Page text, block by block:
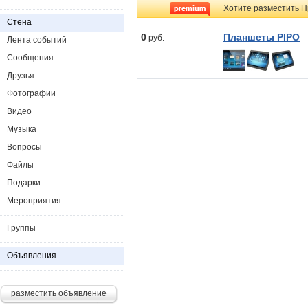
Хотите разместить
0 руб. Планшеты PIPO
Стена
Лента событий
Сообщения
Друзья
Фотографии
Видео
Музыка
Вопросы
Файлы
Подарки
Мероприятия
Группы
Объявления
разместить объявление